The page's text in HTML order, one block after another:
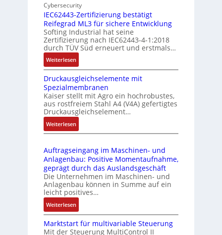
g
e
d
u
t
r
i
e
-
P
C
l
ä
s
s
s
i
c
h
f
l
e
x
i
b
b
i
f
u
n
k
m
o
d
u
l
e
b
i
e
n
4
G
u
n
d
Cybersecurity
IEC62443-Zertifizierung bestätigt
Reifegrad ML3 für sichere Entwicklung
Softing Industrial hat seine
Zertifizierung nach IEC62443-4-1:2018
durch TÜV Süd erneuert und erstmals…
Weiterlesen:
I
E
C
6
2
4
4
3
Z
e
r
t
i
i
Druckausgleichselemente mit
Spezialmembranen
Kaiser stellt mit Agro ein hochrobustes,
aus rostfreiem Stahl A4 (V4A) gefertigtes
Druckausgleichselement…
Weiterlesen:
D
u
c
k
a
u
s
g
l
e
Auftragseingang im Maschinen- und
Anlagenbau: Positive Momentaufnahme,
geprägt durch das Auslandsgeschäft
Die Unternehmen im Maschinen- und
Anlagenbau können in Summe auf ein
leicht positives…
Weiterlesen:
A
u
f
Marktstart für multivariable Steuerung
Mit der Steuerung MultiControl II